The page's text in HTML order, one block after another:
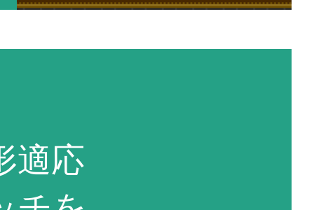
適応